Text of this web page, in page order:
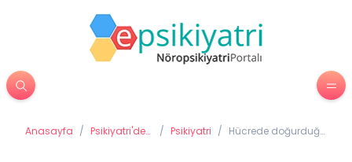
Anasayfa / Psikiyatri'de
/ Psikiyatri / Hücrede doğurduğu